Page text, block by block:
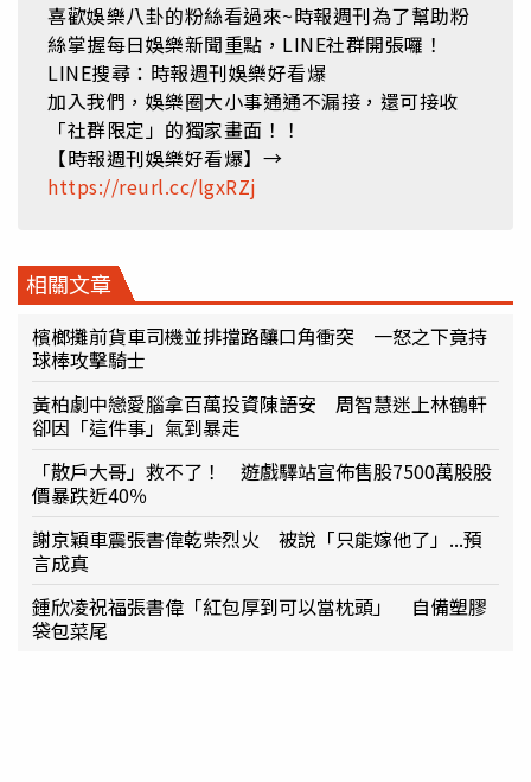
喜歡娛樂八卦的粉絲看過來~時報週刊為了幫助粉
絲掌握每日娛樂新聞重點，LINE社群開張囉！
LINE搜尋：時報週刊娛樂好看爆
加入我們，娛樂圈大小事通通不漏接，還可接收
「社群限定」的獨家畫面！！
【時報週刊娛樂好看爆】→
https://reurl.cc/lgxRZj
相關文章
檳榔攤前貨車司機並排擋路釀口角衝突 一怒之下竟持
球棒攻擊騎士
黃柏劇中戀愛腦拿百萬投資陳語安 周智慧迷上林鶴軒
卻因「這件事」氣到暴走
「散戶大哥」救不了！ 遊戲驛站宣佈售股7500萬股股
價暴跌近40％
謝京穎車震張書偉乾柴烈火 被說「只能嫁他了」...預
言成真
鍾欣凌祝福張書偉「紅包厚到可以當枕頭」 自備塑膠
袋包菜尾